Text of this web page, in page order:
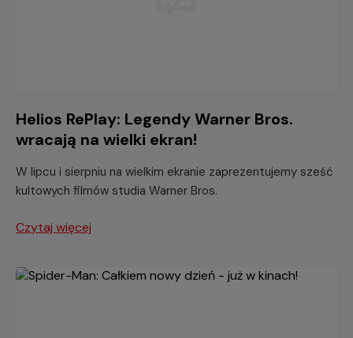
Helios RePlay: Legendy Warner Bros.
wracają na wielki ekran!
W lipcu i sierpniu na wielkim ekranie zaprezentujemy sześć
kultowych filmów studia Warner Bros.
Czytaj więcej